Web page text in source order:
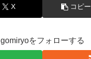
X コピー
gomiryoをフォローする